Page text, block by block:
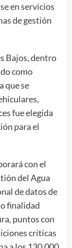
en servicios
de gestión
Bajos, dentro
como
que se
fue elegida
para el
con el
del Agua
de datos de
finalidad
puntos con
críticas